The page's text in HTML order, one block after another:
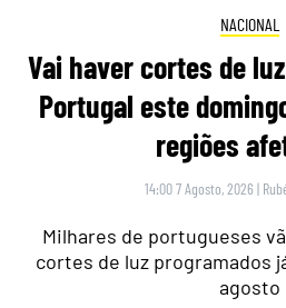
NACIONAL
Vai haver cortes de
Portugal este
regiões
14:00 7 Agosto, 2026 |
Milhares de portugueses
cortes de luz programados
agosto